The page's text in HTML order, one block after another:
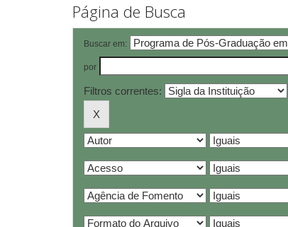
Página de Busca
Buscar em:
por
Filtros correntes: